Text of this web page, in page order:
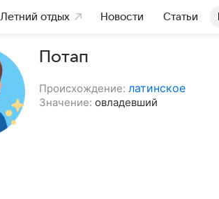
Летний отдых Новости Статьи
Потап
Происхождение: латинское
Значение: овладевший